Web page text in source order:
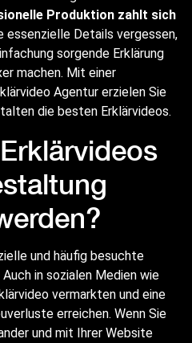
Produktion zahlt sich
essenzielle Details vergessen,
sorgende Erklärung
machen. Mit einer
Agentur erzielen Sie
die besten Erklärvideos.
und häufig besuchte
Auch in sozialen Medien wie
vermarkten und eine
erreichen. Wenn Sie
und mit Ihrer Website